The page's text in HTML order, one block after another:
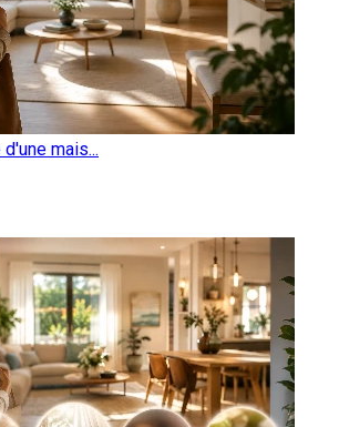
mais...